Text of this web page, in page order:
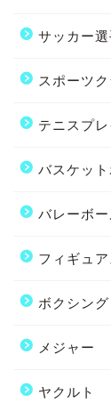
サッカー選
スポーツ
テニスプ
バスケッ
バレーボ
フィギュ
ボクシン
メジャー
ヤクルト